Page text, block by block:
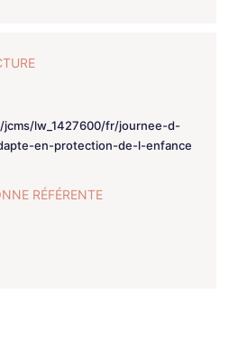
lw_1427600/fr/journee-d-
en-protection-de-l-enfance
RÉFÉRENTE